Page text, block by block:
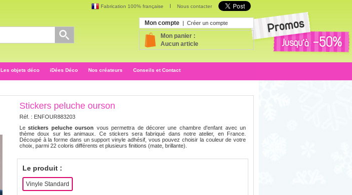
Fabrication 100% française Nous contacter
Mon compte | Créer un compte
Mon panier :
Aucun article
Les objets déco iDées Déco Nos créateurs Conseils et Contact
Stickers peluche ourson
Réf. : ENFOUR883203
Lestickers peluche ourson vous permettra de décorer une chambre d'enfant avec un
thème doux sur les animaux. Ce stickers sera fabriqué dans notre atelier, en France.
Découpé à la forme dans un support vinyle adhésif, vous pouvez choisir la couleur de votre
choix, parmi 22 coloris différents et plusieurs finitions (mate, brillante).
Le produit :
Vinyle Standard